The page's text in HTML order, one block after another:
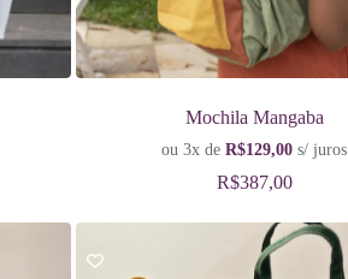
Mochila Mangaba
ou 3x deR$129,00 s/ juros
R$387,00